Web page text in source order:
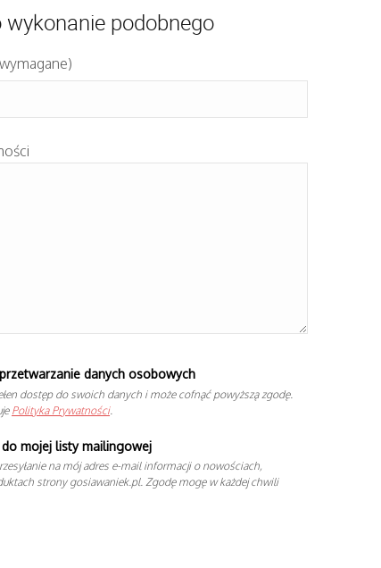
wykonanie podobnego
danych osobowych
dostęp do swoich danych i może cofnąć powyższą zgodę.
Polityka Prywatności.
do mojej listy mailingowej
na mój adres e-mail informacji o nowościach,
strony gosiawaniek.pl. Zgodę mogę w każdej chwili